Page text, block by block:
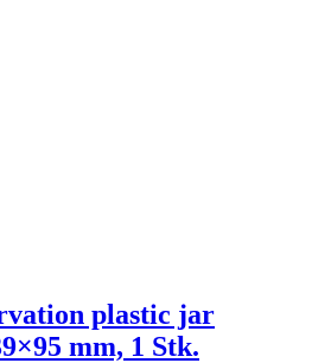
plastic jar
mm, 1 Stk.